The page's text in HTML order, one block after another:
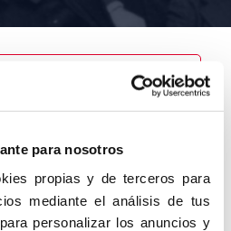
para nosotros
propias y de terceros para
mediante el análisis de tus
personalizar los anuncios y
de
Brígido